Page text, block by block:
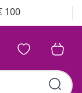
100